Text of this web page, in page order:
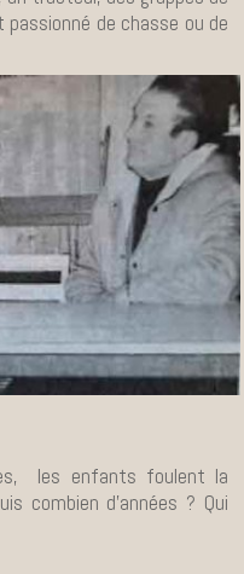
de chasse ou de
les enfants foulent la
combien d’années ? Qui